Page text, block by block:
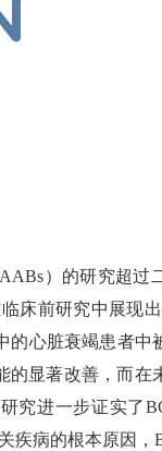
）的研究超过
床前研究中展现
心脏衰竭患者中
的显著改善，而在
究进一步证实了
病的根本原因，